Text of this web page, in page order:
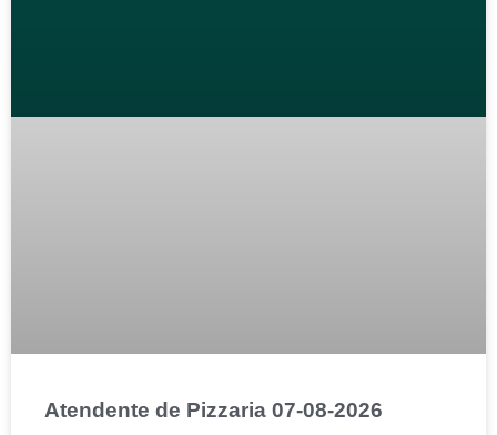
Atendente de Pizzaria 07-08-2026